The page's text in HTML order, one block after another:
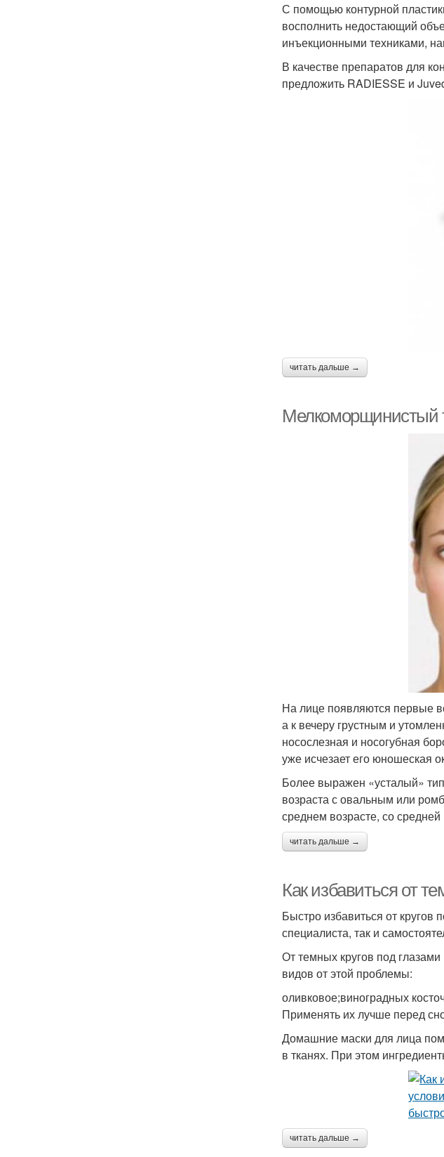
С помощью контурной
восполнить недостающий
инъекционными техниками,
В качестве препаратов для
предложить RADIESSE и
читать дальше →
Мелкоморщинистый
На лице появляются первые
а к вечеру грустным и
носослезная и носогубная
уже исчезает его юношеская
Более выражен «усталый»
возраста с овальным или
среднем возрасте, со
читать дальше →
Как избавиться от
Быстро избавиться от кругов
специалиста, так и
От темных кругов под
видов от этой проблемы:
оливковое;виноградных
Применять их лучше перед
Домашние маски для лица
в тканях. При этом
читать дальше →